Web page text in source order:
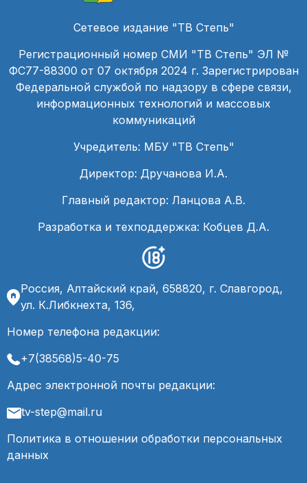
Сетевое издание "ТВ Степь"
Регистрационный номер СМИ "ТВ Степь" ЭЛ №
ФС77-88300 от 07 октября 2024 г. Зарегистрирован
Федеральной службой по надзору в сфере связи,
информационных технологий и массовых
коммуникаций
Учредитель: МБУ "ТВ Степь"
Директор: Дручанова И.А.
Главный редактор: Ланцова А.В.
Разработка и техподдержка: Кобцев Д.А.
Россия, Алтайский край, 658820, г. Славгород,
ул. К.Либкнехта, 136,
Номер телефона редакции:
+7(38568)5-40-75
Адрес электронной почты редакции:
tv-step@mail.ru
Политика в отношении обработки персональных
данных